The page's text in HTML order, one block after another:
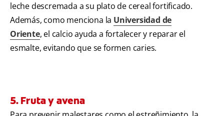
leche descremada a su plato de cereal fortificado.
Además, como menciona la Universidad de
Oriente, el calcio ayuda a fortalecer y reparar el
esmalte, evitando que se formen caries.
5. Fruta y avena